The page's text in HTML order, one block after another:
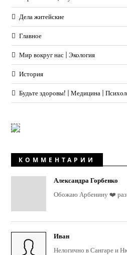
Дела житейские
Главное
Мир вокруг нас | Экология
История
Будьте здоровы! | Медицина |
КОММЕНТАРИИ
Александра Горбенко
Обожаю Арбенину ❤️ раз
Иван
Нелогично в Сангаре и